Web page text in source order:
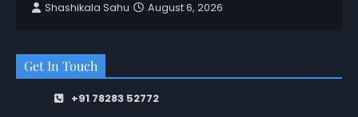
Shashikala Sahu
August 6, 2026
Get In Touch
+91 78283 52772